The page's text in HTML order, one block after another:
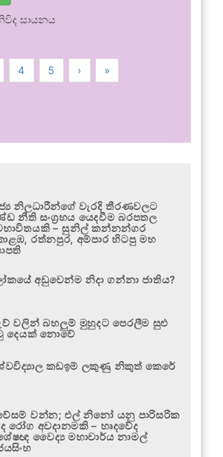
සායනය
4 5 › »
නිලධාරීන්ගේ වැරදි තීරණවලට
නීති සංග්‍රහය යෙදවීම බරපතල
– සුනිල් කන්නන්ගර
රත්නපුර, අම්පාර හිටපු මහ
අඩුවෙන්ම නිදා ගන්නා ජාතිය?
වලින් බහලුම් මුහුදට පෙරලීම සුළු
දෙයක් නොවේ
කඩඉම් ලකුණු නිකුත් කෙරේ
වන්න; එල් නිනෝ යනු පාරිසරික
රෝග අවදානමකි – හෘදවේද
වෛද්‍ය මහාචාර්ය නාමල්